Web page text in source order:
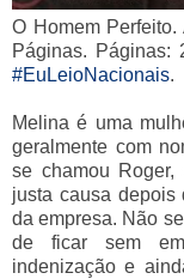
O Homem
Páginas. Páginas:
#EuLeioNacionais.
Melina é uma
geralmente com
se chamou
justa causa depois
da empresa. Não
de ficar sem
indenização e